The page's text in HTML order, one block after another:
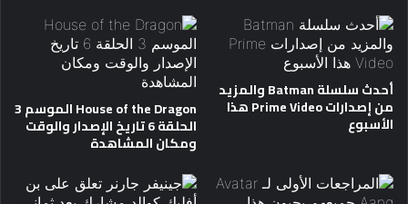
أحدث سلسلة Batman والمزيد
من إصدارات Prime Video هذا
الأسبوع
House of the Dragon الموسم 3
الحلقة 6 تاريخ الإصدار والوقت
ومكان المشاهدة